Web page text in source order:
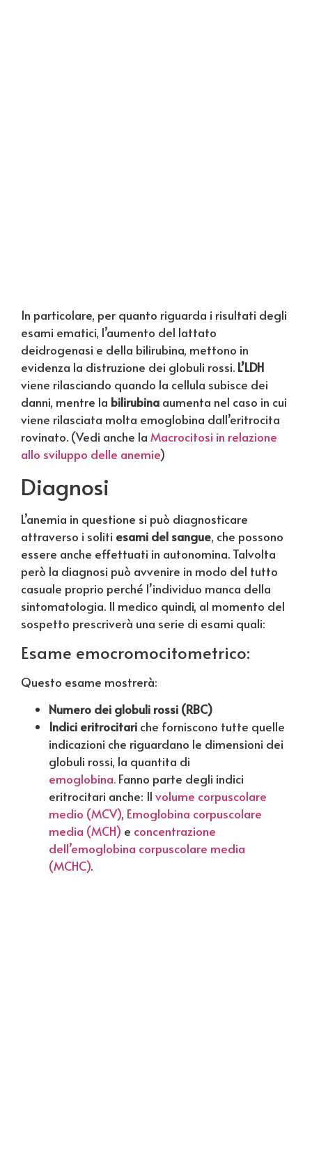
In particolare, per quanto riguarda i risultati degli
esami ematici, l’aumento del lattato
deidrogenasi e della bilirubina, mettono in
evidenza la distruzione dei globuli rossi. L’LDH
viene rilasciando quando la cellula subisce dei
danni, mentre la bilirubina aumenta nel caso in cui
viene rilasciata molta emoglobina dall’eritrocita
rovinato. (Vedi anche la Macrocitosi in relazione
allo sviluppo delle anemie)
Diagnosi
L’anemia in questione si può diagnosticare
attraverso i soliti esami del sangue, che possono
essere anche effettuati in autonomina. Talvolta
però la diagnosi può avvenire in modo del tutto
casuale proprio perché l’individuo manca della
sintomatologia. Il medico quindi, al momento del
sospetto prescriverà una serie di esami quali:
Esame emocromocitometrico:
Questo esame mostrerà:
Numero dei globuli rossi (RBC)
Indici eritrocitari che forniscono tutte quelle
indicazioni che riguardano le dimensioni dei
globuli rossi, la quantita di
emoglobina. Fanno parte degli indici
eritrocitari anche: Il volume corpuscolare
medio (MCV), Emoglobina corpuscolare
media (MCH) e concentrazione
dell’emoglobina corpuscolare media
(MCHC).